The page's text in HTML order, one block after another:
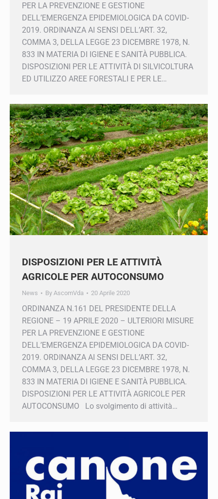
DELL’EMERGENZA EPIDEMIOLOGICA DA
COVID-2019. ORDINANZA AI SENSI DELL’ART.
32, COMMA 3, DELLA LEGGE 23 DICEMBRE
1978, N. 833 IN MATERIA DI IGIENE E SANITÀ
PUBBLICA. DISPOSIZIONI PER LE ATTIVITÀ DI
SILVICOLTURA ED UTILIZZO AREE FORESTALI E
PER LE…
DISPOSIZIONI PER LE ATTIVITÀ
AGRICOLE PER AUTOCONSUMO
32, COMMA 3, DELLA LEGGE 23 DICEMBRE
1978, N. 833 IN MATERIA DI IGIENE E SANITÀ
PUBBLICA. DISPOSIZIONI PER LE ATTIVITÀ
Iscriviti alla Newsletter!
Mantieniti sempre aggiornato su tutte le
convenzioni e le agevolazioni che Confcommercio
prepara per te.
Iscriviti